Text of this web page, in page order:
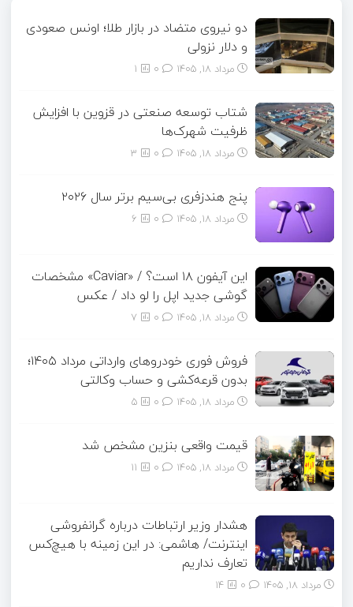
دو نیروی متضاد در بازار طلا؛ اونس صعودی
و دلار نزولی
مرداد ۱۸, ۱۴۰۵ 1
شتاب توسعه صنعتی در قزوین با افزایش
ظرفیت شهرک‌ها
مرداد ۱۸, ۱۴۰۵ 3
پنج هندزفری بی‌سیم برتر سال ۲۰۲۶
مرداد ۱۸, ۱۴۰۵ 6
این آیفون ۱۸ است؟ / «Caviar» مشخصات
گوشی جدید اپل را لو داد / عکس
مرداد ۱۸, ۱۴۰۵ 7
فروش فوری خودروهای وارداتی مرداد ۱۴۰۵؛
بدون قرعه‌کشی و حساب وکالتی
مرداد ۱۸, ۱۴۰۵ 5
قیمت واقعی بنزین مشخص شد
مرداد ۱۸, ۱۴۰۵ 11
هشدار وزیر ارتباطات درباره گرانفروشی
اینترنت/ هاشمی: در این زمینه با هیچ‌کس
تعارف نداریم
مرداد ۱۸, ۱۴۰۵ 14